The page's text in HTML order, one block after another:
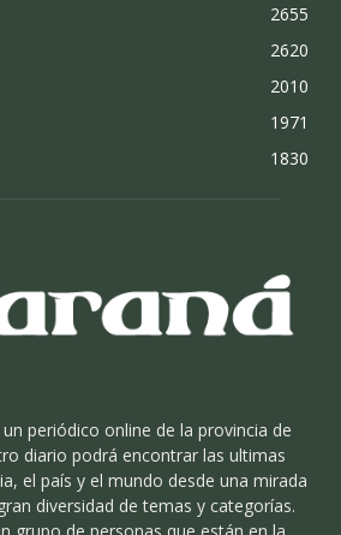
2655
2620
2010
1971
1830
periódico online de la provincia de
diario podrá encontrar las ultimas
el país y el mundo desde una mirada
diversidad de temas y categorías.